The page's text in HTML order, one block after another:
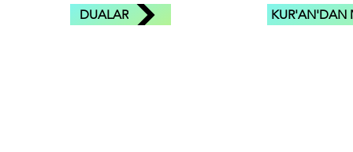
DUALAR KUR'AN'DAN